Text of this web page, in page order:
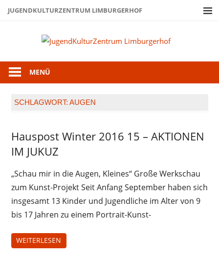
ZumJUGENDKULTURZENTRUM LIMBURGERHOF
MENÜ
SCHLAGWORT: AUGEN
Hauspost
Winter
2016
Hauspost Winter 2016 15 – AKTIONEN
IM JUKUZ
„Schau mir in die Augen, Kleines“ Große Werkschau
zum Kunst-Projekt Seit Anfang September haben sich
insgesamt 13 Kinder und Jugendliche im Alter von 9
bis 17 Jahren zu einem Portrait-Kunst-
WEITERLESEN